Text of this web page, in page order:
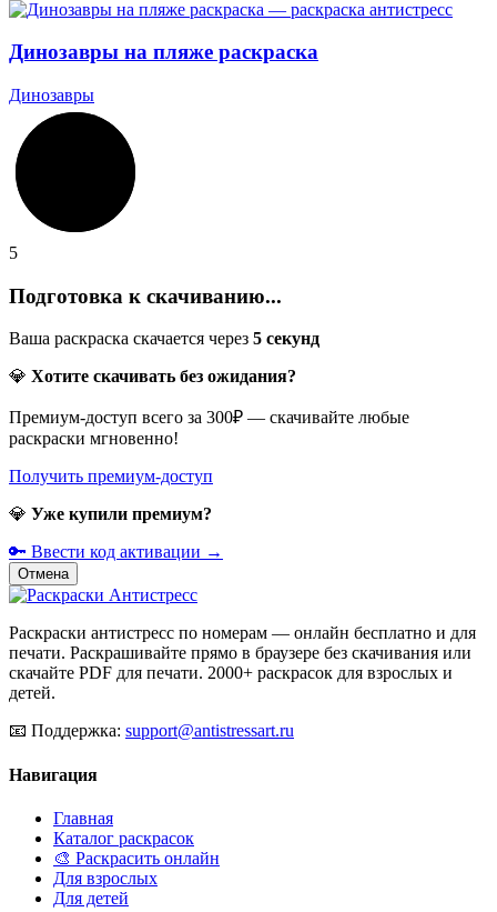
Динозавры на пляже раскраска
Динозавры
5
Подготовка к скачиванию...
Ваша раскраска скачается через 5 секунд
💎 Хотите скачивать без ожидания?
Премиум-доступ всего за 300₽ — скачивайте любые
раскраски мгновенно!
Получить премиум-доступ
💎 Уже купили премиум?
🔑 Ввести код активации →
Отмена
Раскраски антистресс по номерам — онлайн бесплатно и для
печати. Раскрашивайте прямо в браузере без скачивания или
скачайте PDF для печати. 2000+ раскрасок для взрослых и
детей.
📧 Поддержка: support@antistressart.ru
Навигация
Главная
Каталог раскрасок
🎨 Раскрасить онлайн
Для взрослых
Для детей